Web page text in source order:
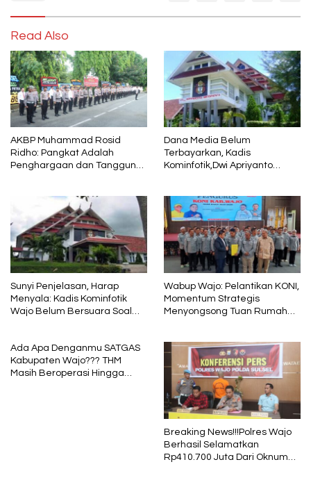
Read Also
AKBP Muhammad Rosid
Ridho: Pangkat Adalah
Penghargaan dan Tanggung
Dana Media Belum
Terbayarkan, Kadis
Kominfotik,Dwi Apriyanto
Sunyi Penjelasan, Harap
Menyala: Kadis Kominfotik
Wajo Belum Bersuara Soal
Wabup Wajo: Pelantikan KONI,
Momentum Strategis
Menyongsong Tuan Rumah
Ada Apa Denganmu SATGAS
Kabupaten Wajo??? THM
Masih Beroperasi Hingga
Breaking News!!!Polres Wajo
Berhasil Selamatkan
Rp410.700 Juta Dari Oknum